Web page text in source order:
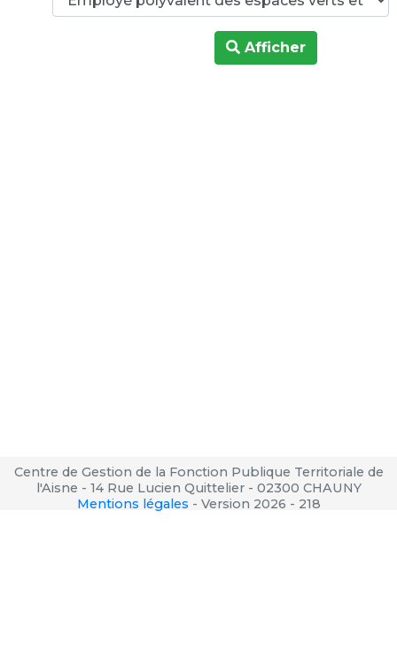
Afficher
Centre de Gestion de la Fonction Publique Territoriale de
l'Aisne - 14 Rue Lucien Quittelier - 02300 CHAUNY
Mentions légales - Version 2026 - 218